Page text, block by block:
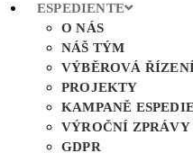
ESPEDIENTE
O NÁS
NÁŠ TÝM
VÝBĚROVÁ
PROJEKTY
KAMPANĚ
VÝROČNÍ ZPRÁVY
GDPR